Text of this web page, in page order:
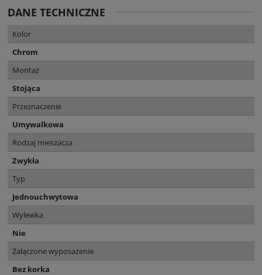
DANE TECHNICZNE
Kolor
Chrom
Montaż
Stojąca
Przeznaczenie
Umywalkowa
Rodzaj mieszacza
Zwykła
Typ
Jednouchwytowa
Wylewka
Nie
Załączone wyposażenie
Bez korka